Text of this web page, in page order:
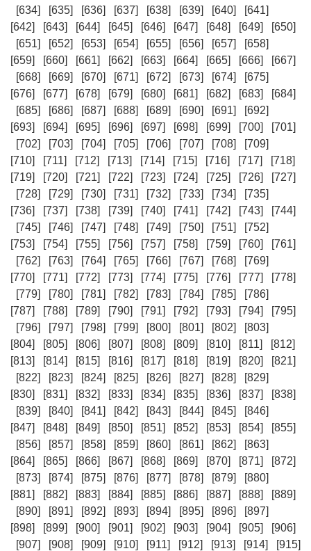
[634]
[635] [636] [637] [638] [639] [640]
[641]
[642]
[643] [644] [645] [646] [647] [648] [649]
[650]
[651]
[652] [653] [654] [655] [656] [657]
[658]
[659]
[660] [661] [662] [663] [664] [665] [666]
[667]
[668]
[669] [670] [671] [672] [673] [674]
[675]
[676]
[677] [678] [679] [680] [681] [682] [683]
[684]
[685]
[686] [687] [688] [689] [690] [691]
[692]
[693]
[694] [695] [696] [697] [698] [699] [700]
[701]
[702]
[703] [704] [705] [706] [707] [708]
[709]
[710]
[711] [712] [713] [714] [715] [716] [717]
[718]
[719]
[720] [721] [722] [723] [724] [725] [726]
[727]
[728]
[729] [730] [731] [732] [733] [734]
[735]
[736]
[737] [738] [739] [740] [741] [742] [743]
[744]
[745]
[746] [747] [748] [749] [750] [751]
[752]
[753]
[754] [755] [756] [757] [758] [759] [760]
[761]
[762]
[763] [764] [765] [766] [767] [768]
[769]
[770]
[771] [772] [773] [774] [775] [776] [777]
[778]
[779]
[780] [781] [782] [783] [784] [785]
[786]
[787]
[788] [789] [790] [791] [792] [793] [794]
[795]
[796]
[797] [798] [799] [800] [801] [802]
[803]
[804]
[805] [806] [807] [808] [809] [810] [811]
[812]
[813]
[814] [815] [816] [817] [818] [819] [820]
[821]
[822]
[823] [824] [825] [826] [827] [828]
[829]
[830]
[831] [832] [833] [834] [835] [836] [837]
[838]
[839]
[840] [841] [842] [843] [844] [845]
[846]
[847]
[848] [849] [850] [851] [852] [853] [854]
[855]
[856]
[857] [858] [859] [860] [861] [862]
[863]
[864]
[865] [866] [867] [868] [869] [870] [871]
[872]
[873]
[874] [875] [876] [877] [878] [879]
[880]
[881]
[882] [883] [884] [885] [886] [887] [888]
[889]
[890]
[891] [892] [893] [894] [895] [896]
[897]
[898]
[899] [900] [901] [902] [903] [904] [905]
[906]
[907]
[908] [909] [910] [911] [912] [913] [914] [915]